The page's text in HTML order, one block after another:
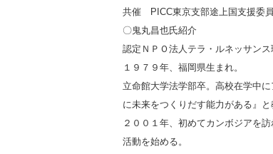
共催 PICC東京支部途上国支援委
〇鬼丸昌也氏紹介
認定ＮＰＯ法人テラ・ルネッサンス
１９７９年、福岡県生まれ。
立命館大学法学部卒。高校在学中
に未来をつくりだす能力がある』と
２００１年、初めてカンボジアを
活動を始める。